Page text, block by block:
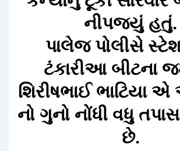
નીપજ્યું હતું.
પાલેજ પોલીસે
ટંકારીઆ બીટના
શિરીષભાઈ ભાટિયા
નો ગુનો નોંધી વધુ
છે.